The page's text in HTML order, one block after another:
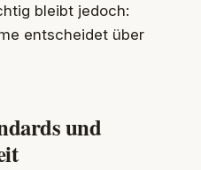
bleibt jedoch:
entscheidet über
und